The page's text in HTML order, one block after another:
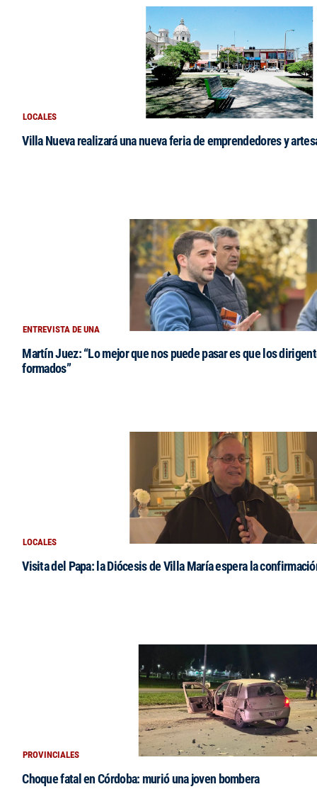
LOCALES
Villa Nueva realizará una nueva feria de emprendedores y
ENTREVISTA DE UNA
Martín Juez: “Lo mejor que nos puede pasar es que los
formados”
LOCALES
Visita del Papa: la Diócesis de Villa María espera la
PROVINCIALES
Choque fatal en Córdoba: murió una joven bombera